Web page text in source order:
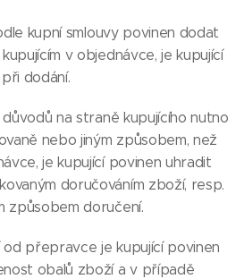
kupní smlouvy povinen dodat
v objednávce, je kupující
dodání.
na straně kupujícího nutno
nebo jiným způsobem, než
je kupující povinen uhradit
doručováním zboží, resp.
způsobem doručení.
přepravce je kupující povinen
obalů zboží a v případě